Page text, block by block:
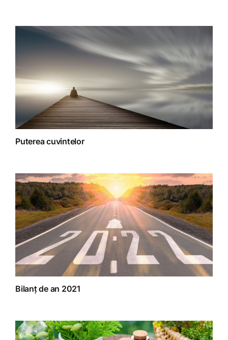
Puterea cuvintelor
Bilanț de an 2021